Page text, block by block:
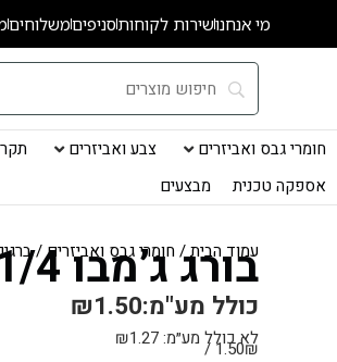
מי אנחנושירות לקוחותסניפיםמשלוחים
חומרי גבס ואביזרים צבע ואביזרים
אספקה טכנית
מבצעים
עמוד הבית/ חומרי גבס ואביזרים/ בורג ג’מבו 1/4 לרשת
₪1.50כולל מע"מ:
לא כולל מע״מ: ₪1.27
1.50₪ /